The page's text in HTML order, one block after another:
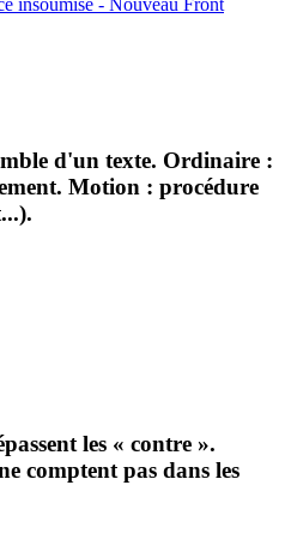
d'un texte. Ordinaire :
Motion : procédure
les « contre ».
comptent pas dans les